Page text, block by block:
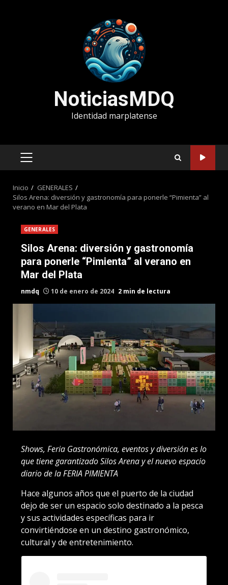
NoticiasMDQ
Identidad marplatense
MENÚ
Inicio
GENERALES
Silos Arena: diversión y gastronomía para ponerle “Pimienta” al
verano en Mar del Plata
GENERALES
Silos Arena: diversión y gastronomía
para ponerle “Pimienta” al verano en
Mar del Plata
nmdq 10 de enero de 2024 2 min de lectura
Shows, Feria Gastronómica, eventos y diversión es lo
que tiene garantizado Silos Arena y el nuevo espacio
diario de la FERIA PIMIENTA
Hace algunos años que el puerto de la ciudad
dejo de ser un espacio solo destinado a la pesca
y sus actividades específicas para ir
convirtiéndose en un destino gastronómico,
cultural y de entretenimiento.